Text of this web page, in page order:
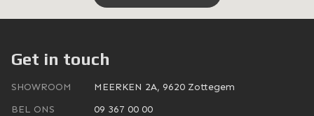
Get in touch
SHOWROOM
MEERKEN 2A, 9620 Zottegem
BEL ONS
09 367 00 00